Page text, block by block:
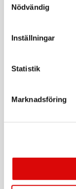
Nödvändig
Inställningar
Statistik
Marknadsföring